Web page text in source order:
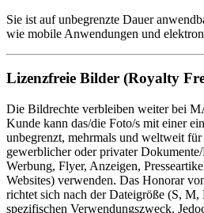
Sie ist auf unbegrenzte Dauer
wie mobile Anwendungen und
Lizenzfreie Bilder (Royalty
Die Bildrechte verbleiben weiter bei
Kunde kann das/die Foto/s mit einer
unbegrenzt, mehrmals und weltweit
gewerblicher oder privater
Werbung, Flyer, Anzeigen,
Websites) verwenden. Das Honorar
richtet sich nach der Dateigröße (S,
spezifischen Verwendungszweck.